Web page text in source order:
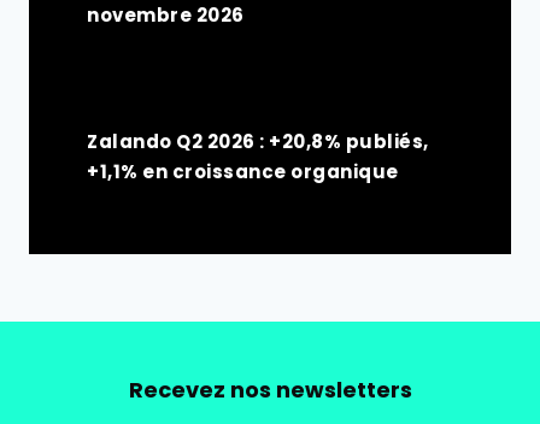
novembre 2026
Zalando Q2 2026 : +20,8% publiés,
+1,1% en croissance organique
Recevez nos newsletters